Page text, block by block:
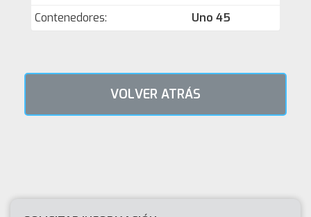
Contenedores:
Uno 45
VOLVER ATRÁS